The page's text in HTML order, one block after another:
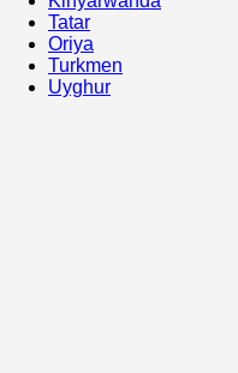
Tatar
Oriya
Turkmen
Uyghur